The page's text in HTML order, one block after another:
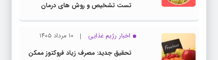
تست تشخیص و روش های درمان
اخبار رژیم غذایی
۱۰ مرداد ۱۴۰۵
تحقیق جدید: مصرف زیاد فروکتوز ممکن